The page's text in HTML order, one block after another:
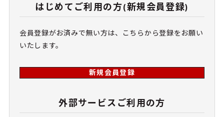
はじめてご利用の方(新規会員登録)
会員登録がお済みで無い方は、こちらから登録をお願い
いたします。
新規会員登録
外部サービスご利用の方